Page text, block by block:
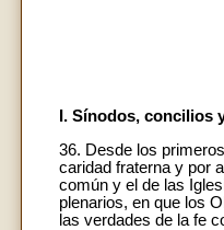
I. Sínodos, concilios
36. Desde los
caridad fraterna y por
común y el de las
plenarios, en que los
las verdades de la fe